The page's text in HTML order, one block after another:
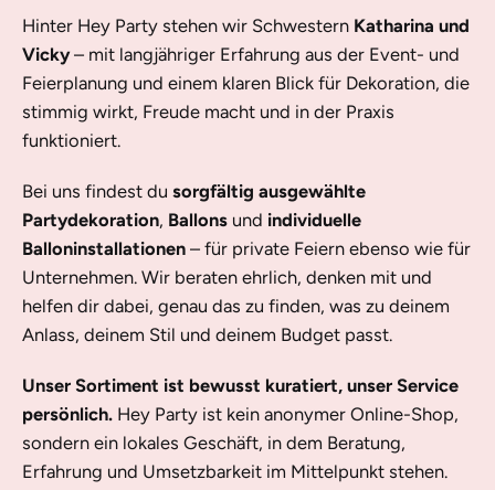
Hinter Hey Party stehen wir Schwestern Katharina und
Vicky– mit langjähriger Erfahrung aus der Event- und
Feierplanung und einem klaren Blick für Dekoration, die
stimmig wirkt, Freude macht und in der Praxis
funktioniert.
Bei uns findest du sorgfältig ausgewählte
Partydekoration, Ballons und individuelle
Balloninstallationen – für private Feiern ebenso wie für
Unternehmen. Wir beraten ehrlich, denken mit und
helfen dir dabei, genau das zu finden, was zu deinem
Anlass, deinem Stil und deinem Budget passt.
Unser Sortiment ist bewusst kuratiert, unser Service
persönlich. Hey Party ist kein anonymer Online-Shop,
sondern ein lokales Geschäft, in dem Beratung,
Erfahrung und Umsetzbarkeit im Mittelpunkt stehen.